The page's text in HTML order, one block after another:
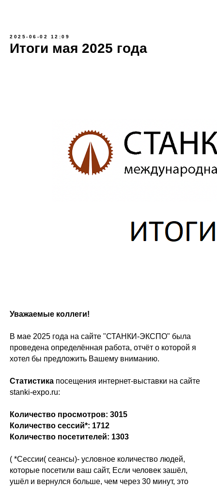
2025-06-02 12:09
Итоги мая 2025 года
Уважаемые коллеги!
В мае 2025 года на сайте "СТАНКИ-ЭКСПО" была
проведена определённая работа, отчёт о которой я
хотел бы предложить Вашему вниманию.
Статистика посещения интернет-выставки на сайте
stanki-expo.ru:
Количество просмотров: 3015
Количество сессий*: 1712
Количество посетителей: 1303
( *Сессии( сеансы)- условное количество людей,
которые посетили ваш сайт, Если человек зашёл,
ушёл и вернулся больше, чем через 30 минут, это